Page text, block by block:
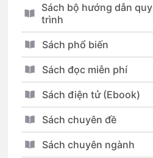
Sách bộ hướng dẫn quy
trình
Sách phổ biến
Sách đọc miễn phí
Sách điện tử (Ebook)
Sách chuyên đề
Sách chuyên ngành